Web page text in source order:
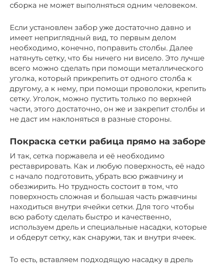
сборка не может выполняться одним человеком.
Если установлен забор уже достаточно давно и
имеет неприглядный вид, то первым делом
необходимо, конечно, поправить столбы. Далее
натянуть сетку, что бы ничего ни висело. Это лучше
всего можно сделать при помощи металлического
уголка, который прикрепить от одного столба к
другому, а к нему, при помощи проволоки, крепить
сетку. Уголок, можно пустить только по верхней
части, этого достаточно, он же и закрепит столбы и
не даст им наклоняться в разные стороны.
Покраска сетки рабица прямо на заборе
И так, сетка поржавела и её необходимо
реставрировать. Как и любую поверхность, её надо
с начало подготовить, убрать всю ржавчину и
обезжирить. Но трудность состоит в том, что
поверхность сложная и большая часть ржавчины
находиться внутри ячейки сетки. Для того чтобы
всю работу сделать быстро и качественно,
используем дрель и специальные насадки, которые
и обдерут сетку, как снаружи, так и внутри ячеек.
То есть, вставляем подходящую насадку в дрель